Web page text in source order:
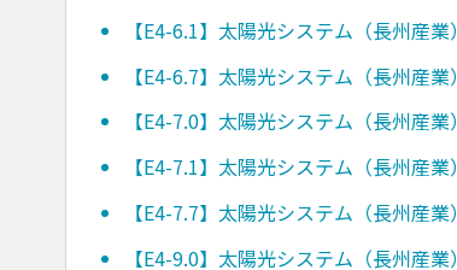
【E4-6.1】太陽光システム（長州産業）
【E4-6.7】太陽光システム（長州産業）
【E4-7.0】太陽光システム（長州産業）
【E4-7.1】太陽光システム（長州産業）
【E4-7.7】太陽光システム（長州産業）
【E4-9.0】太陽光システム（長州産業）